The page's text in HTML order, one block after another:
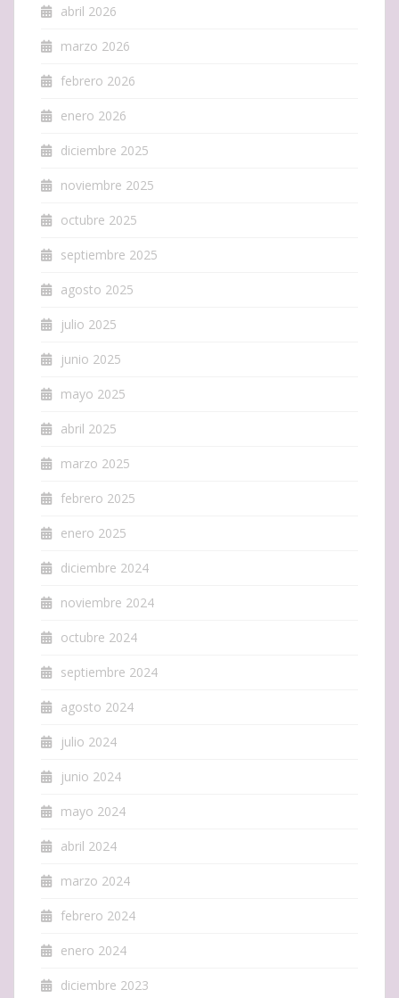
abril 2026
marzo 2026
febrero 2026
enero 2026
diciembre 2025
noviembre 2025
octubre 2025
septiembre 2025
agosto 2025
julio 2025
junio 2025
mayo 2025
abril 2025
marzo 2025
febrero 2025
enero 2025
diciembre 2024
noviembre 2024
octubre 2024
septiembre 2024
agosto 2024
julio 2024
junio 2024
mayo 2024
abril 2024
marzo 2024
febrero 2024
enero 2024
diciembre 2023